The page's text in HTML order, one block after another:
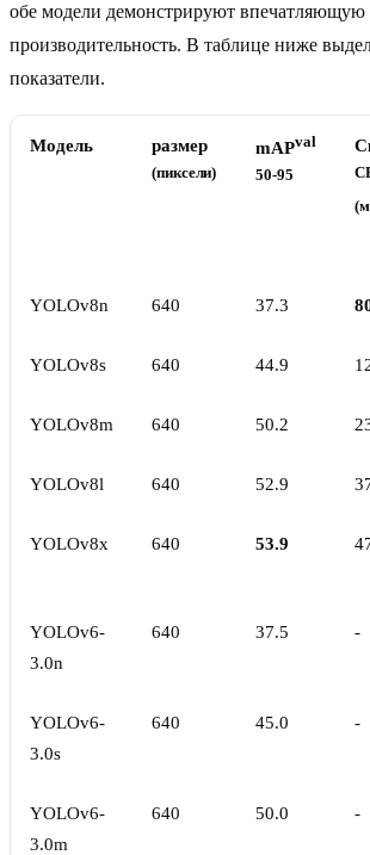
обе модели демонстрируют впечатляющую
производительность. В таблице ниже
показатели.
Модель размер
(пиксели)
mAPval
50-95
YOLOv8n 640 37.3
YOLOv8s 640 44.9
YOLOv8m 640 50.2
YOLOv8l 640 52.9
YOLOv8x 640 53.9
YOLOv6-
3.0n
640 37.5 -
YOLOv6-
3.0s
640 45.0 -
YOLOv6-
3.0m
640 50.0 -